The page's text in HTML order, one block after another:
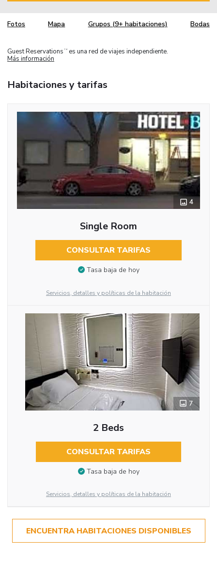
Fotos Mapa Grupos (9+ habitaciones) Bodas
Guest Reservations TM
es una red de viajes independiente.
Más información
Habitaciones y tarifas
4
Single Room
CONSULTAR TARIFAS
Tasa baja de hoy
Servicios, detalles y políticas de la habitación
7
2 Beds
CONSULTAR TARIFAS
Tasa baja de hoy
Servicios, detalles y políticas de la habitación
ENCUENTRA HABITACIONES DISPONIBLES